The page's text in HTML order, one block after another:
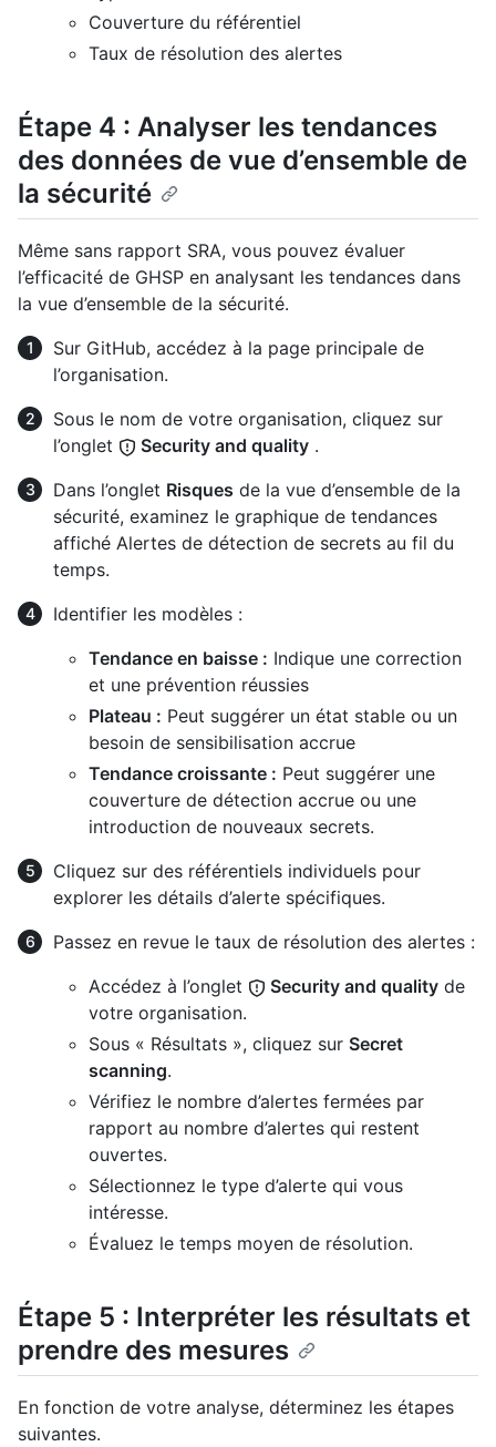
Couverture du référentiel
Taux de résolution des alertes
Étape 4 : Analyser les tendances
des données de vue d’ensemble de
la sécurité
Même sans rapport SRA, vous pouvez évaluer
l’efficacité de GHSP en analysant les tendances dans
la vue d’ensemble de la sécurité.
Sur GitHub, accédez à la page principale de
l’organisation.
Sous le nom de votre organisation, cliquez sur
l’onglet
Security and quality .
Dans l’onglet Risques de la vue d’ensemble de la
sécurité, examinez le graphique de tendances
affiché Alertes de détection de secrets au fil du
temps.
Identifier les modèles :
Tendance en baisse : Indique une correction
et une prévention réussies
Plateau : Peut suggérer un état stable ou un
besoin de sensibilisation accrue
Tendance croissante : Peut suggérer une
couverture de détection accrue ou une
introduction de nouveaux secrets.
Cliquez sur des référentiels individuels pour
explorer les détails d’alerte spécifiques.
Passez en revue le taux de résolution des alertes :
Accédez à l’onglet
Security and quality de
votre organisation.
Sous « Résultats », cliquez sur Secret
scanning.
Vérifiez le nombre d’alertes fermées par
rapport au nombre d’alertes qui restent
ouvertes.
Sélectionnez le type d’alerte qui vous
intéresse.
Évaluez le temps moyen de résolution.
Étape 5 : Interpréter les résultats et
prendre des mesures
En fonction de votre analyse, déterminez les étapes
suivantes.